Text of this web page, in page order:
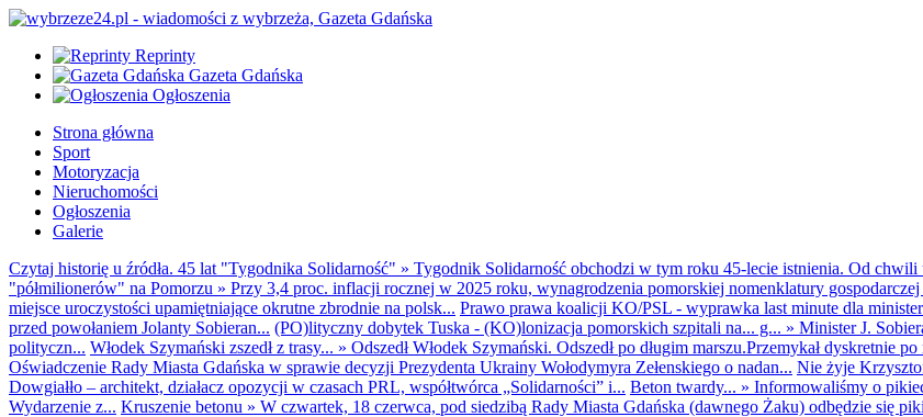
Reprinty
Gazeta Gdańska
Ogłoszenia
Strona główna
Sport
Motoryzacja
Nieruchomości
Ogłoszenia
Galerie
Czytaj historię u źródła. 45 lat "Tygodnika Solidarność" » Tygodnik Solidarność obchodzi w tym roku 45-lecie istnienia. Od chwili
"półmilionerów" na Pomorzu » Przy 3,4 proc. inflacji rocznej w 2025 roku, wynagrodzenia pomorskiej nomenklatury gospodarczej
miejsce uroczystości upamiętniające okrutne zbrodnie na polsk... Prawo prawa koalicji KO/PSL - wyprawka last minute dla minister
przed powołaniem Jolanty Sobieran... (PO)lityczny dobytek Tuska - (KO)lonizacja pomorskich szpitali na... g... » Minister J.
polityczn... Włodek Szymański zszedł z trasy... » Odszedł Włodek Szymański. Odszedł po długim marszu.Przemykał dyskretnie
Oświadczenie Rady Miasta Gdańska w sprawie decyzji Prezydenta Ukrainy Wołodymyra Zełenskiego o nadan... Nie żyje
Dowgiałło – architekt, działacz opozycji w czasach PRL, współtwórca „Solidarności” i... Beton twardy... » Informowaliśmy o
Wydarzenie z... Kruszenie betonu » W czwartek, 18 czerwca, pod siedzibą Rady Miasta Gdańska (dawnego Żaku) odbędzie się